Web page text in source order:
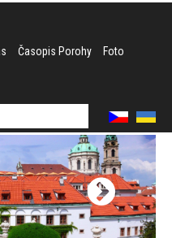
Časopis Porohy Foto